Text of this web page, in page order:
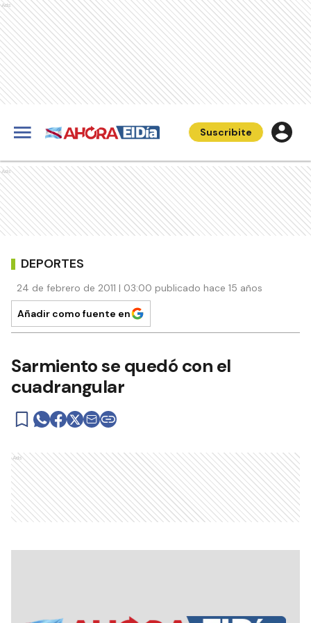
Ads
Suscribite
Ads
DEPORTES
24 de febrero de 2011 | 03:00 publicado hace 15 años
Añadir como fuente en
Sarmiento se quedó con el
cuadrangular
Ads